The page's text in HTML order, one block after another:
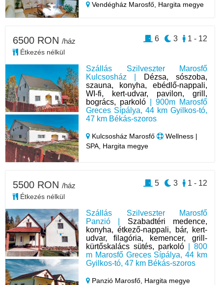
Vendégház Marosfő, Hargita megye
Szállás Szilveszter Marosfő
Kulcsosház |
Dézsa, sószoba,
szauna, konyha, ebédlő-nappali,
WI-fi, kert-udvar, pavilon, grill,
bogrács, parkoló | 900m Marosfő
Greces Sípálya, 44 km Gyilkos-tó,
47 km Békás-szoros
Kulcsosház Marosfő
Wellness |
SPA, Hargita megye
6500 RON /ház
Étkezés nélkül
1 - 12
3
6
Szállás Szilveszter Marosfő
Panzió | Szabadtéri medence,
konyha, étkező-nappali, bár, kert-
udvar, filagória, kemencer, grill-
kürtőskalács sütés, parkoló | 800
m Marosfő Greces Sípálya, 44 km
Gyilkos-tó, 47 km Békás-szoros
Panzió Marosfő, Hargita megye
5500 RON /ház
Étkezés nélkül
1 - 12
3
5